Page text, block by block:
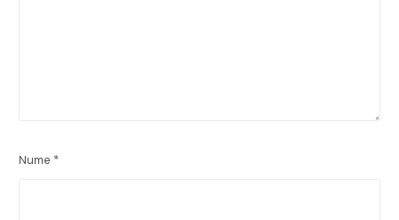
Nume *